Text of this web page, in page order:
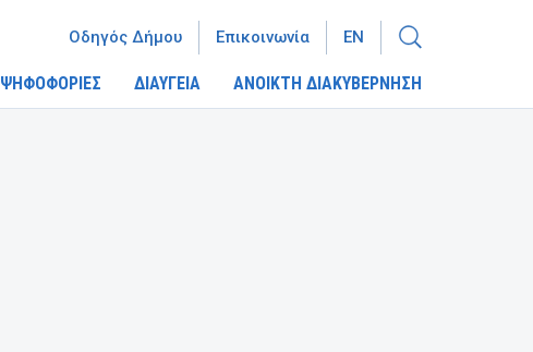
ΨΗΦΟΦΟΡΙΕΣ ΔΙΑΥΓΕΙΑ ΑΝΟΙΚΤΗ ΔΙΑΚΥΒΕΡΝΗΣΗ
Οδηγός Δήμου Επικοινωνία EN